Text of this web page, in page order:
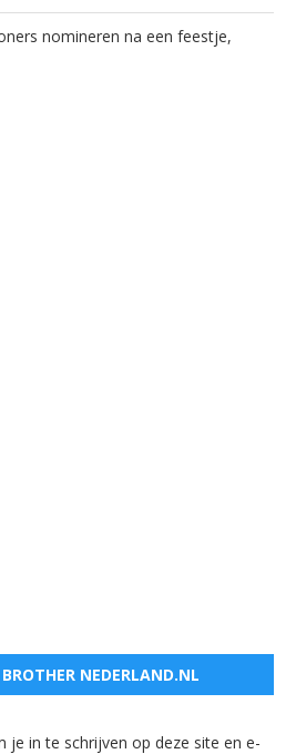
nomineren na een feestje,
NEDERLAND.NL
je in te schrijven op deze site en e-